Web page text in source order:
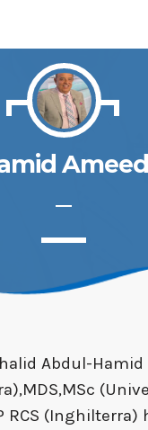
Abdul-Hamid
RCS (Inghilterra)